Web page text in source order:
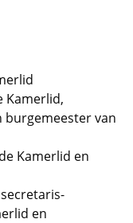
Kamerlid,
burgemeester van
Kamerlid en
en